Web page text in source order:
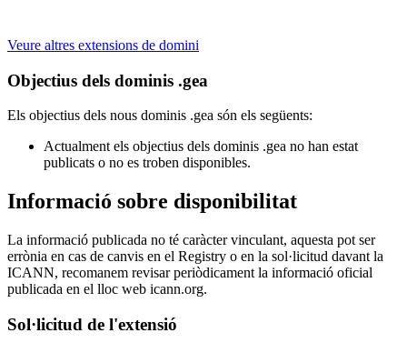
Veure altres extensions de domini
Objectius dels dominis .gea
Els objectius dels nous dominis .gea són els següents:
Actualment els objectius dels dominis .gea no han estat
publicats o no es troben disponibles.
Informació sobre disponibilitat
La informació publicada no té caràcter vinculant, aquesta pot ser
errònia en cas de canvis en el Registry o en la sol·licitud davant la
ICANN, recomanem revisar periòdicament la informació oficial
publicada en el lloc web icann.org.
Sol·licitud de l'extensió